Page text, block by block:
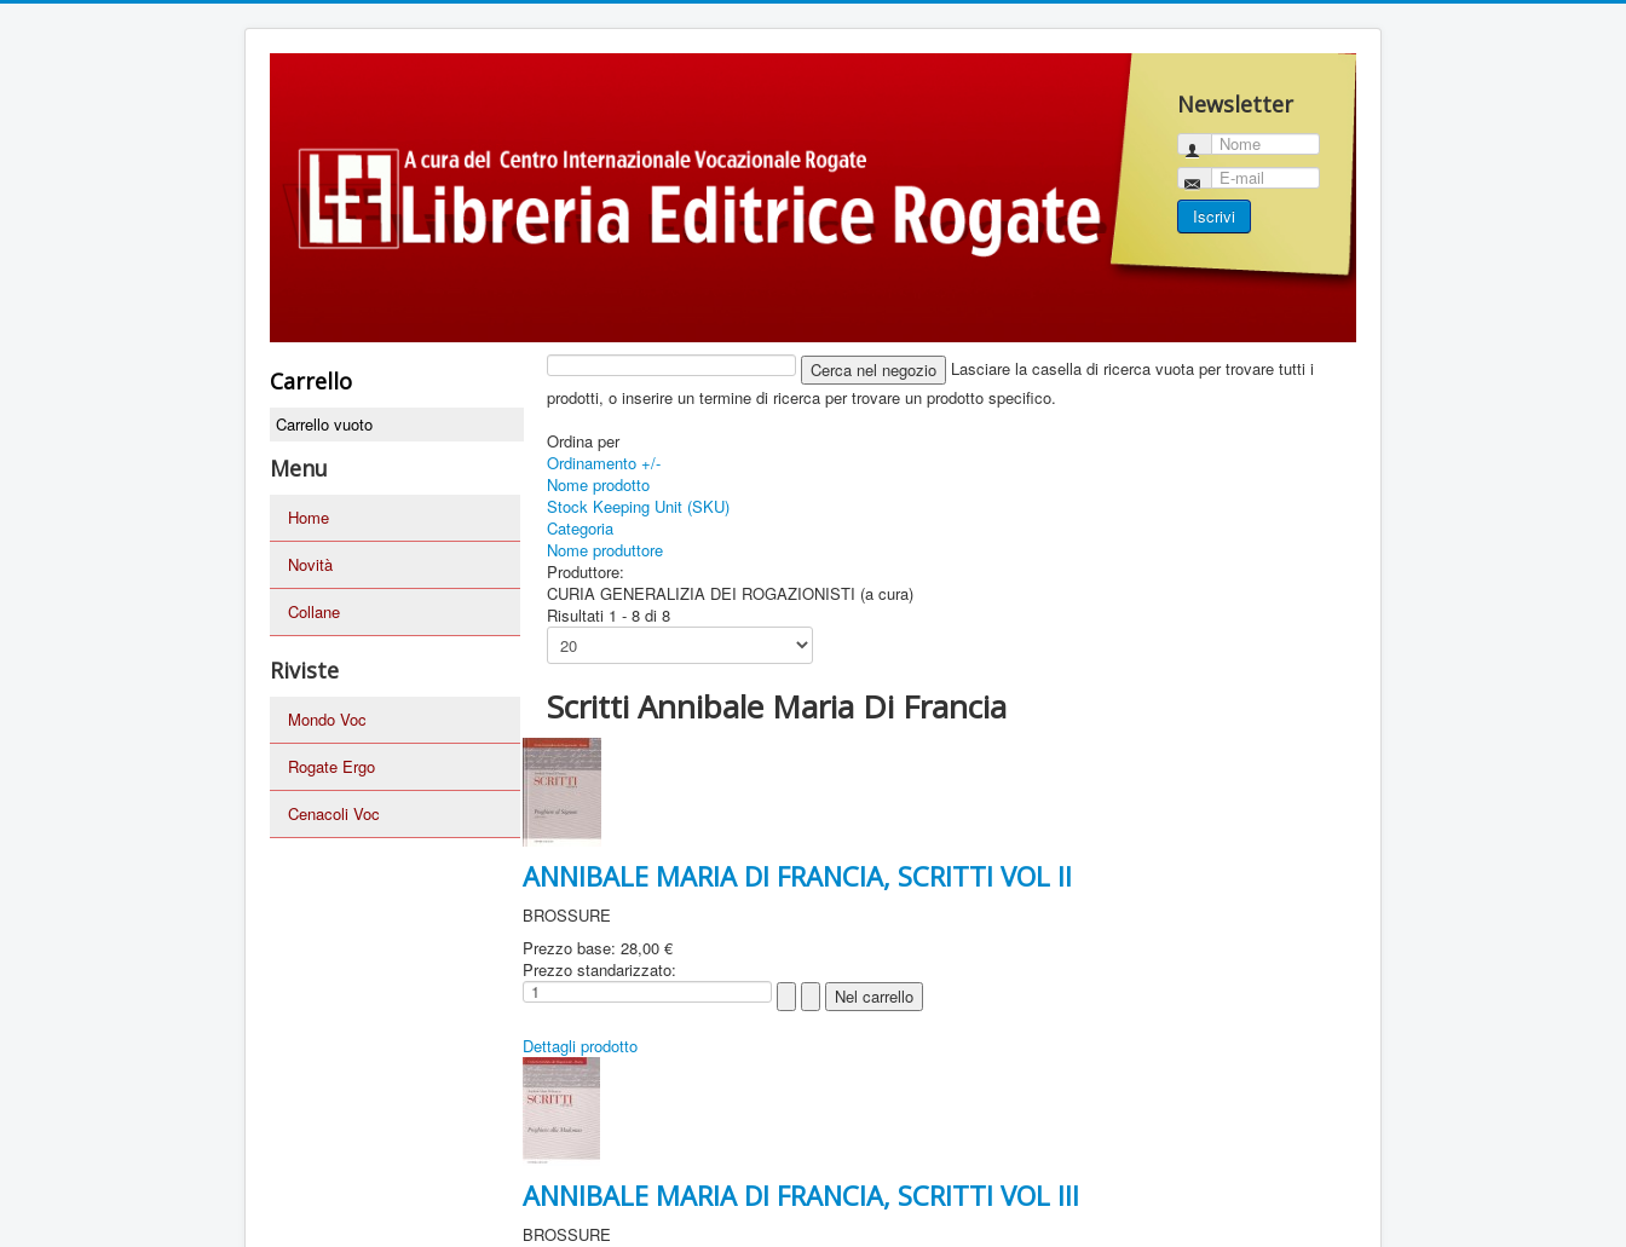
Newsletter
Nome
E-mail
Iscrivi
Carrello
Carrello vuoto
Menu
Home
Novità
Collane
Riviste
Mondo Voc
Rogate Ergo
Cenacoli Voc
Lasciare la casella di ricerca vuota per trovare tutti i
prodotti, o inserire un termine di ricerca per trovare un prodotto specifico.
Ordina per
Ordinamento +/-
Nome prodotto
Stock Keeping Unit (SKU)
Categoria
Nome produttore
Produttore:
CURIA GENERALIZIA DEI ROGAZIONISTI (a cura)
Risultati 1 - 8 di 8
Scritti Annibale Maria Di Francia
ANNIBALE MARIA DI FRANCIA, SCRITTI VOL II
BROSSURE
Prezzo base:28,00 €
Prezzo standarizzato:
Dettagli prodotto
ANNIBALE MARIA DI FRANCIA, SCRITTI VOL III
BROSSURE